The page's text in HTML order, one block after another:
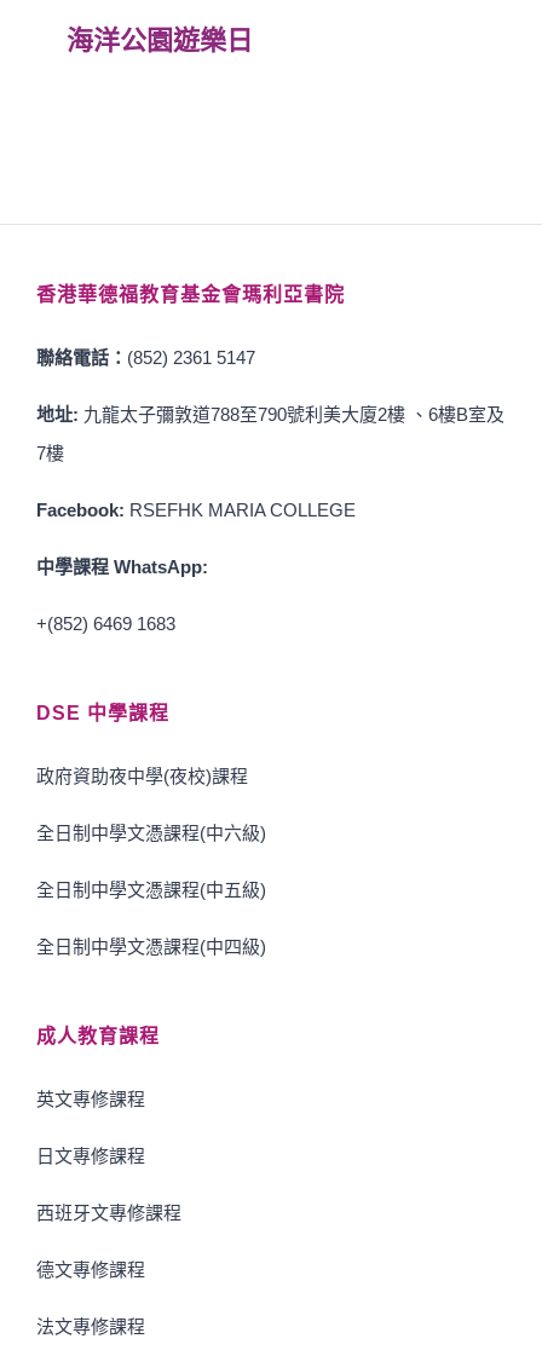
海洋公園遊樂日
香港華德福教育基金會瑪利亞書院
聯絡電話： (852) 2361 5147
地址: 九龍太子彌敦道788至790號利美大廈2樓 、6樓B室及
7樓
Facebook: RSEFHK MARIA COLLEGE
中學課程 WhatsApp:
+(852) 6469 1683
DSE 中學課程
政府資助夜中學(夜校)課程
全日制中學文憑課程(中六級)
全日制中學文憑課程(中五級)
全日制中學文憑課程(中四級)
成人教育課程
英文專修課程
日文專修課程
西班牙文專修課程
德文專修課程
法文專修課程